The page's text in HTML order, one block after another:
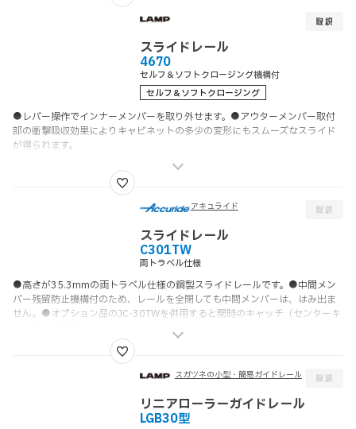
スライドレール
4670
セルフ＆ソフトクロージング機構付
セルフ＆ソフトクロージング
●レバー操作でインナーメンバーを取り外せます。●アウターメンバー取付
部の衝撃吸収効果によりキャビネットの多少の変形にもスムーズなスライド
が得られます。
アキュライド
スライドレール
C301TW
両トラベル仕様
●高さが35.3mmの両トラベル仕様の鋼製スライドレールです。●中間メン
バー残留防止機構付のため、レールを全閉しても中間メンバーは、はみ出ま
せん。●オプション品のJC-30TWを併用すると閉時のキャッチ（センターキ
スガツネの小型・簡易ガイドレール
リニアローラーガイドレール
LGB30型